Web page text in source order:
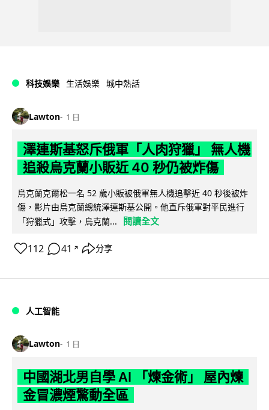
科技娛樂 生活娛樂 城中熱話
Lawton 1 日
澤連斯基怒斥俄軍「人肉狩獵」 無人機
追殺烏克蘭小販近 40 秒仍被炸傷
烏克蘭克爾松一名 52 歲小販被俄軍無人機追擊近 40 秒後被炸
傷，影片由烏克蘭總統澤連斯基公開。他直斥俄軍對平民進行
「狩獵式」攻擊，烏克蘭...
閱讀全文
112 41 ↗ 分享
人工智能
Lawton 1 日
中國湖北男自學 AI 「煉金術」 屋內煉
金冒濃煙驚動全區